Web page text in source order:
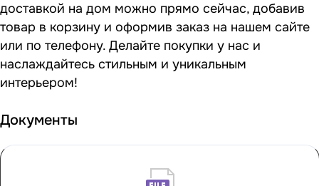
доставкой на дом можно прямо сейчас, добавив
товар в корзину и оформив заказ на нашем сайте
или по телефону. Делайте покупки у нас и
наслаждайтесь стильным и уникальным
интерьером!
Документы